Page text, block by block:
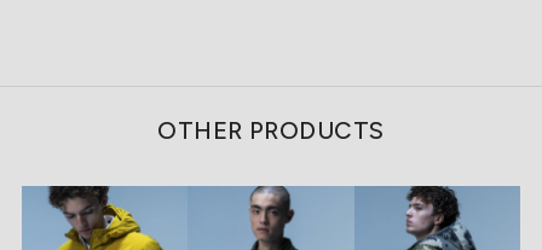
OTHER PRODUCTS